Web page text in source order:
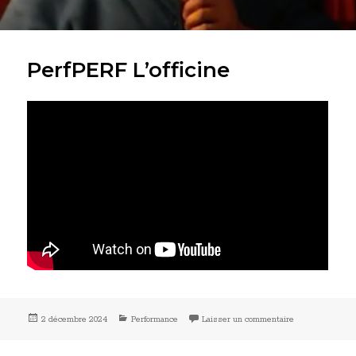
PerfPERF L’officine
Publié
2 décembre 2024 Catégories
Performance Laisser un commentaire